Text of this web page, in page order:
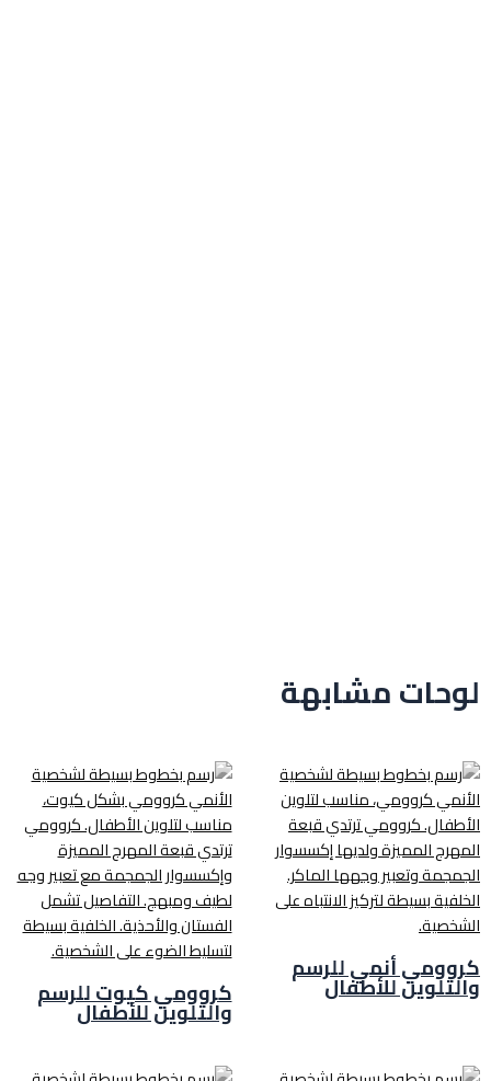
لوحات مشابهة
كروومي أنمي للرسم
والتلوين للأطفال كروومي كيوت للرسم
والتلوين للأطفال